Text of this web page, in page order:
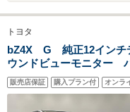
トヨタ
bZ4X G 純正12インチ
ウンドビューモニター
ィセンス ETC ドライ
ート パワーシート シ
販売店保証 購入プラン付 オンラ